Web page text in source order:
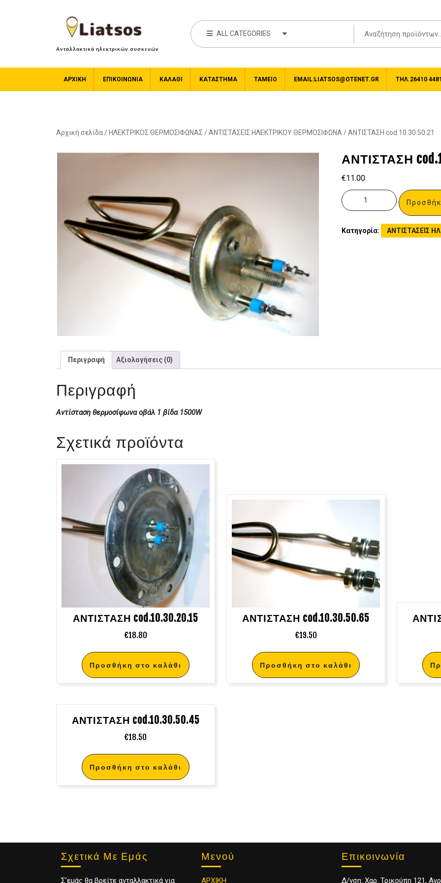
Ανταλλακτικά ηλεκτρικών συσκευών
ALL CATEGORIES
ΑΡΧΙΚΉ ΕΠΙΚΟΙΝΩΝΙΑ ΚΑΛΆΘΙ ΚΑΤΆΣΤΗΜΑ ΤΑΜΕΊΟ EMAIL:LIATSOS@OTENET.GR ΤΗΛ.26410
Αρχική σελίδα / ΗΛΕΚΤΡΙΚΟΣ ΘΕΡΜΟΣΙΦΩΝΑΣ /ΑΝΤΙΣΤΑΣΕΙΣ ΗΛΕΚΤΡΙΚΟΥ ΘΕΡΜΟΣΙΦΩΝΑ / ΑΝΤΙΣΤΑΣΗ cod.10.30.50.21
ΑΝΤΙΣΤΑΣΗ
€11.00
Κατηγορία: ΑΝΤΙΣΤΑΣΕΙΣ
Περιγραφή Αξιολογήσεις (0)
Περιγραφή
Αντίσταση θερμοσίφωνα οβάλ 1 βίδα 1500W
Σχετικά προϊόντα
ΑΝΤΙΣΤΑΣΗ cod.10.30.20.15
€18.80
Προσθήκη στο καλάθι
ΑΝΤΙΣΤΑΣΗ cod.10.30.50.65
€19.50
Προσθήκη στο καλάθι
ΑΝΤΙΣΤΑΣΗ cod.10.30.50.45
€18.50
Προσθήκη στο καλάθι
Σχετικά Με Εμάς
Σ’εμάς θα βρείτε ανταλλακτικά για
Μενού
ΑΡΧΙΚΗ
Επικοινωνία
Δ/νση: Χαρ. Τρικούπη 121,